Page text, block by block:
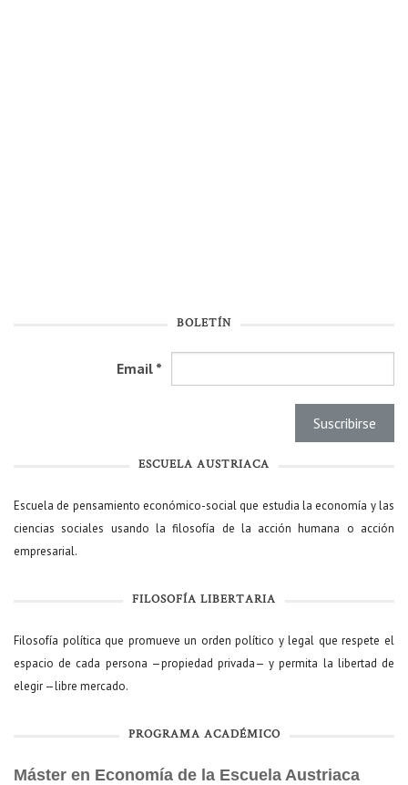
BOLETÍN
Email *
ESCUELA AUSTRIACA
Escuela de pensamiento económico-social que estudia la economía y las
ciencias sociales usando la filosofía de la acción humana o acción
empresarial.
FILOSOFÍA LIBERTARIA
Filosofía política que promueve un orden político y legal que respete el
espacio de cada persona —propiedad privada— y permita la libertad de
elegir —libre mercado.
PROGRAMA ACADÉMICO
Máster en Economía de la Escuela Austriaca